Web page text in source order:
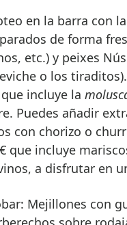
en la barra con
de forma
etc.) y peixes
o los
incluye la
Puedes añadir
con chorizo o
que incluye
a disfrutar en
Mejillones con